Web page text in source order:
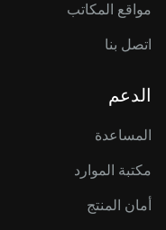
مواقع المكاتب
اتصل بنا
الدعم
المساعدة
مكتبة الموارد
أمان المنتج